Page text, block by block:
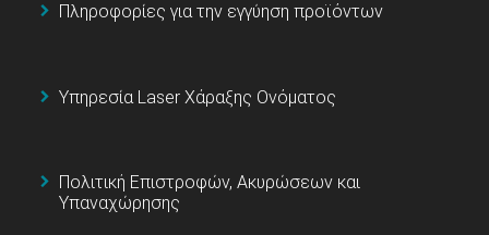
Πληροφορίες για την εγγύηση προϊόντων
Υπηρεσία Laser Χάραξης Ονόματος
Πολιτική Επιστροφών, Ακυρώσεων και
Υπαναχώρησης